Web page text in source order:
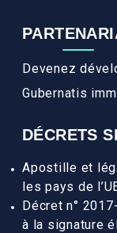
Devenez
Gubernatis
DÉCRETS
Apostille et
les pays de
Décret n°
à la signature